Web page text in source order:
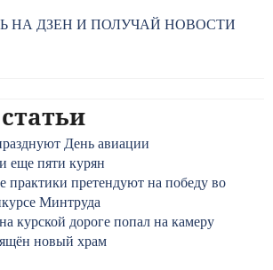
НА ДЗЕН И ПОЛУЧАЙ НОВОСТИ
День авиации
еще пяти курян
практики претендуют на победу во
Минтруда
курской дороге попал на камеру
новый храм